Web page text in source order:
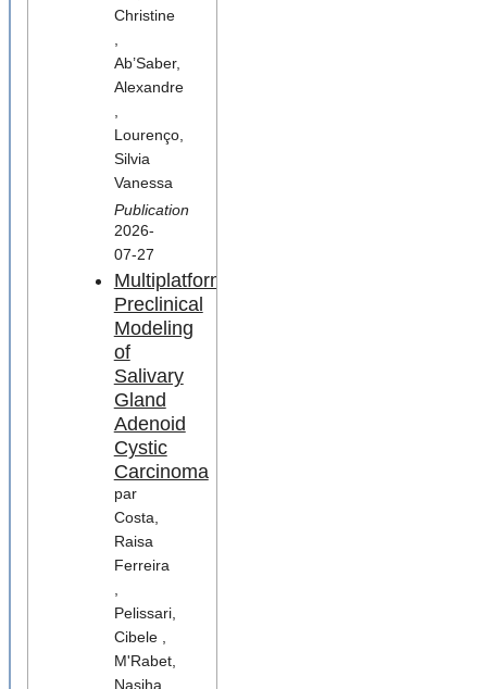
Christine
,
Ab’Saber,
Alexandre
,
Lourenço,
Silvia
Vanessa
Publication
2026-
07-27
Multiplatform
Preclinical
Modeling
of
Salivary
Gland
Adenoid
Cystic
Carcinoma
par
Costa,
Raisa
Ferreira
,
Pelissari,
Cibele ,
M'Rabet,